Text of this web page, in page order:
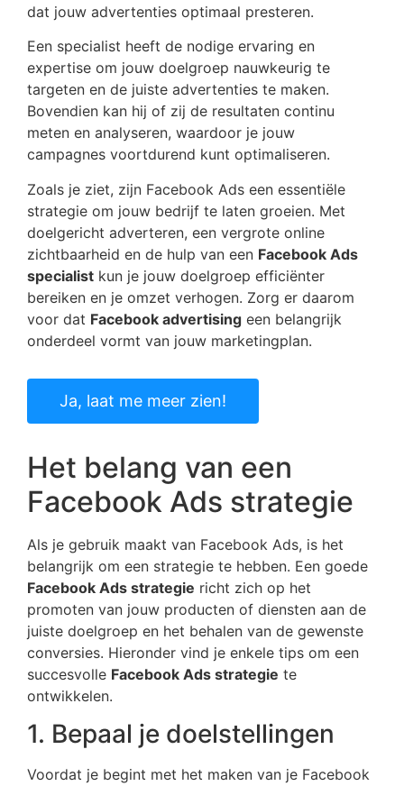
dat jouw advertenties optimaal presteren.
Een specialist heeft de nodige ervaring en
expertise om jouw doelgroep nauwkeurig te
targeten en de juiste advertenties te maken.
Bovendien kan hij of zij de resultaten continu
meten en analyseren, waardoor je jouw
campagnes voortdurend kunt optimaliseren.
Zoals je ziet, zijn Facebook Ads een essentiële
strategie om jouw bedrijf te laten groeien. Met
doelgericht adverteren, een vergrote online
zichtbaarheid en de hulp van een Facebook Ads
specialist kun je jouw doelgroep efficiënter
bereiken en je omzet verhogen. Zorg er daarom
voor dat Facebook advertising een belangrijk
onderdeel vormt van jouw marketingplan.
Ja, laat me meer zien!
Het belang van een
Facebook Ads strategie
Als je gebruik maakt van Facebook Ads, is het
belangrijk om een strategie te hebben. Een goede
Facebook Ads strategie richt zich op het
promoten van jouw producten of diensten aan de
juiste doelgroep en het behalen van de gewenste
conversies. Hieronder vind je enkele tips om een
succesvolle Facebook Ads strategie te
ontwikkelen.
1. Bepaal je doelstellingen
Voordat je begint met het maken van je Facebook